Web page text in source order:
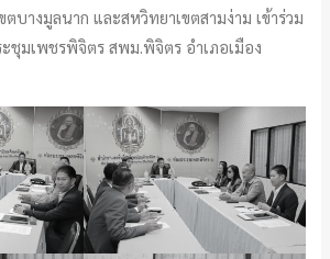
บางมูลนาก และสหวิทยาเขตสามง่าม เข้าร่วม
ชุมเพชรพิจิตร สพม.พิจิตร อำเภอเมือง